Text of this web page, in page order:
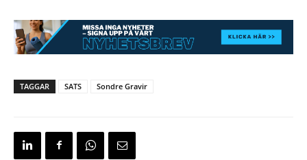
TAGGAR SATS Sondre Gravir